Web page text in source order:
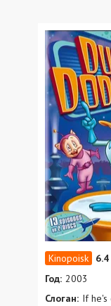
6.4
Год: 2003
Слоган: If he's